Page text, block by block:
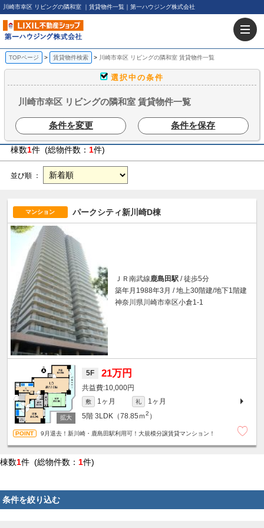
川崎市幸区 リビングの隣和室 ｜賃貸物件一覧｜第一ハウジング株式会社
TOPページ 賃貸物件検索 川崎市幸区 リビングの隣和室 賃貸物件一覧
選択中の条件
川崎市幸区 リビングの隣和室 賃貸物件一覧
条件を変更 条件を保存
棟数1件 (総物件数： 1件)
並び順 ：
マンション パークシティ新川崎D棟
ＪＲ南武線鹿島田駅 / 徒歩5分
築年月1988年3月 / 地上30階建/地下1階建
神奈川県川崎市幸区小倉1-1
5F 21万円
10,000円
敷 1ヶ月 礼
1ヶ月
5階 3LDK（78.85ｍ2 ）
9月退去！新川崎・鹿島田駅利用可！大規模分譲賃貸マンション！
棟数1件 (総物件数： 1件)
条件を絞り込む